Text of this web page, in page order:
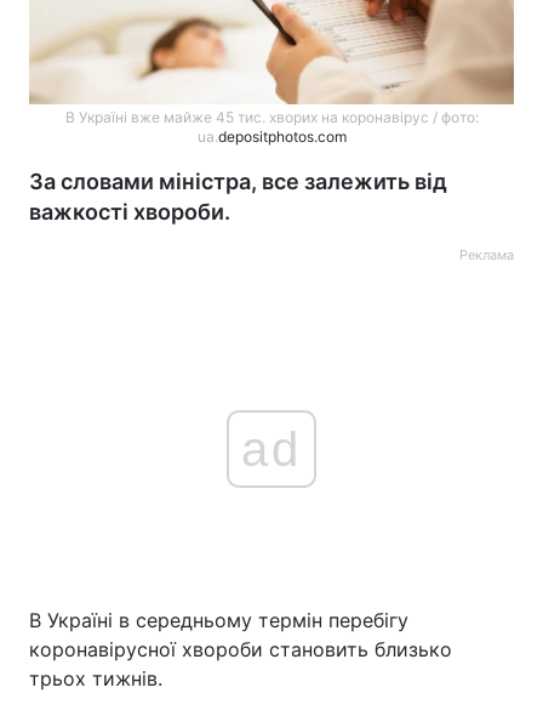
Головна Війна
В Україні вже майже 45 тис. хворих на коронавірус / фото:
ua.depositphotos.com
За словами міністра, все залежить від
важкості хвороби.
Реклама
ad
В Україні в середньому термін перебігу
коронавірусної хвороби становить близько
трьох тижнів.